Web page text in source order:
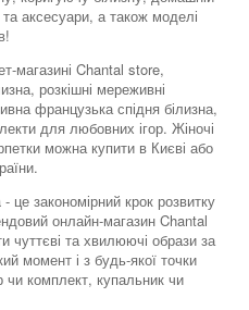
аксесуари, а також моделі
магазині Chantal store,
розкішні мереживні
французька спідня білизна,
для любовних ігор. Жіночі
можна купити в Києві або
це закономірний крок розвитку
онлайн-магазин Chantal
чуттєві та хвилюючі образи за
момент і з будь-якої точки
чи комплект, купальник чи